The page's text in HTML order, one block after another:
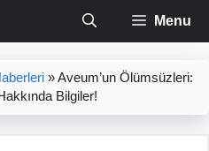
Menu
»Aveum’un Ölümsüzleri:
Bilgiler!